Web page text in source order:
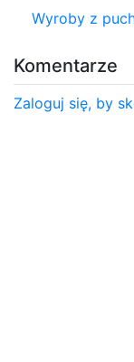
Wyroby z
Komentarze
Zaloguj się, by